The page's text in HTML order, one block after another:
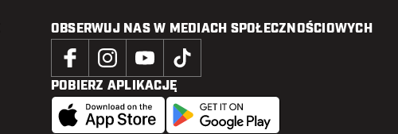
OBSERWUJ NAS W MEDIACH SPOŁECZNOŚCIOWYCH
POBIERZ APLIKACJĘ